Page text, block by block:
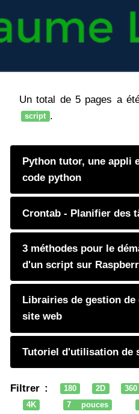
Un total de 5 pages a
script .
Python tutor, une appli
code python
Crontab - Planifier des
3 méthodes pour le
d'un script sur
Librairies de gestion
site web
Tutoriel d'utilisation de
Filtrer : 180 2D 360
4K
7 pouces